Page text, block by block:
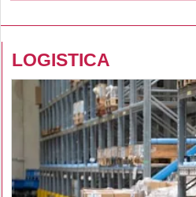
LOGISTICA